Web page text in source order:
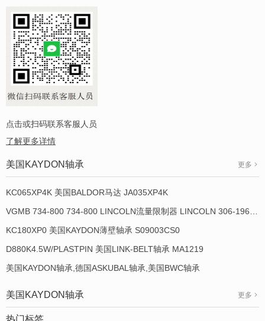
点击或扫码联系客服人员
了解更多详情
美国KAYDON轴承 更多
KC065XP4K 美国BALDOR马达 JA035XP4K
KC180XP0 美国KAYDON薄壁轴承 S09003CS0
D880K4.5W/PLASTPIN 美国LINK-BELT轴承 MA1219
美国KAYDON轴承,德国ASKUBAL轴承,美国BWC轴承
美国KAYDON轴承 更多
热门标签